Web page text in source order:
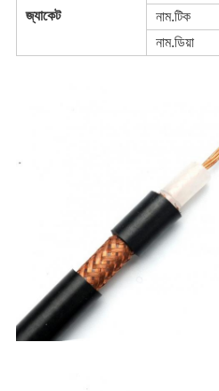
জ্যাকেট
নাম.টিক
নাম.ডিয়া